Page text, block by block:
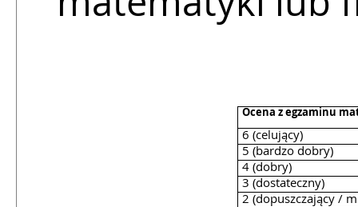
Ocena z egzaminu
6 (celujący)
5 (bardzo dobry)
4 (dobry)
3 (dostateczny)
2 (dopuszczający /